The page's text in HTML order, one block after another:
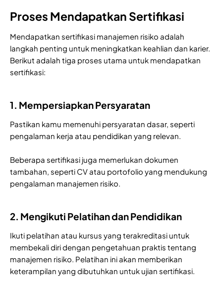
Proses Mendapatkan Sertifikasi
Mendapatkan sertifikasi manajemen risiko adalah
langkah penting untuk meningkatkan keahlian dan karier.
Berikut adalah tiga proses utama untuk mendapatkan
sertifikasi:
1. Mempersiapkan Persyaratan
Pastikan kamu memenuhi persyaratan dasar, seperti
pengalaman kerja atau pendidikan yang relevan.
Beberapa sertifikasi juga memerlukan dokumen
tambahan, seperti CV atau portofolio yang mendukung
pengalaman manajemen risiko.
2. Mengikuti Pelatihan dan Pendidikan
Ikuti pelatihan atau kursus yang terakreditasi untuk
membekali diri dengan pengetahuan praktis tentang
manajemen risiko. Pelatihan ini akan memberikan
keterampilan yang dibutuhkan untuk ujian sertifikasi.